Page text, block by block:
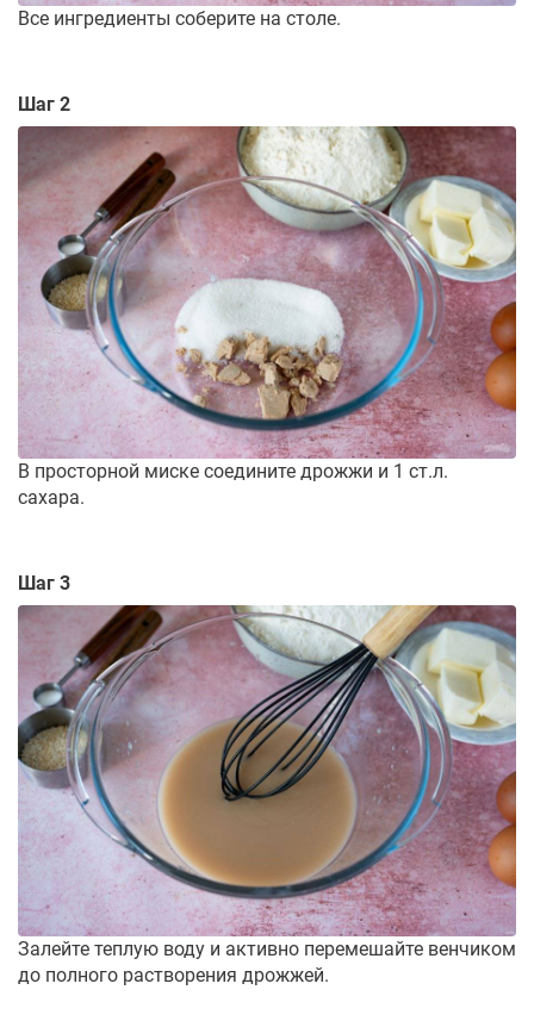
Все ингредиенты соберите на столе.
Шаг 2
В просторной миске соедините дрожжи и 1 ст.л.
сахара.
Шаг 3
Залейте теплую воду и активно перемешайте венчиком
до полного растворения дрожжей.